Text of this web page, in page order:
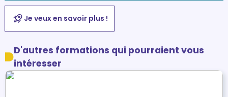
Je veux en savoir plus !
D'autres formations qui pourraient vous
intéresser